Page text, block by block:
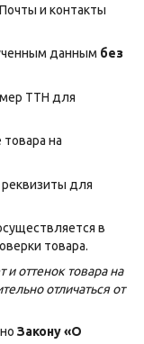
и контакты
данным без
ТТН для
на
для
в
товара.
оттенок товара на
отличаться от
Закону «О